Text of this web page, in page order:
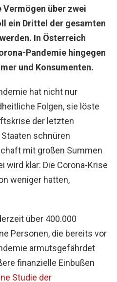
über zwei
ein Drittel der gesamten
In Österreich
Pandemie hingegen
und Konsumenten.
hat nicht nur
Folgen, sie löste
der letzten
schnüren
mit großen Summen
wird klar: Die Corona-Krise
weniger hatten,
über 400.000
Personen, die bereits vor
armutsgefährdet
finanzielle Einbußen
Studie der